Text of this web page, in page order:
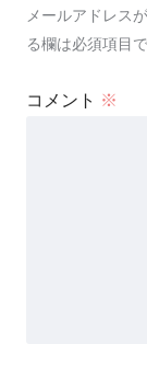
メールアドレス
る欄は必須項目
コメント ※